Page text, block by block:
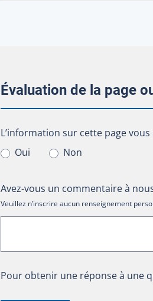
Évaluation de la page
L’information sur cette page
L’information sur cette page
Oui
Non
Avez-vous un commentaire à
Veuillez n’inscrire aucun renseignement
Pour obtenir une réponse à une